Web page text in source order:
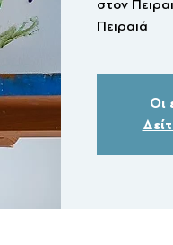
στον
Πειραιά
Οι